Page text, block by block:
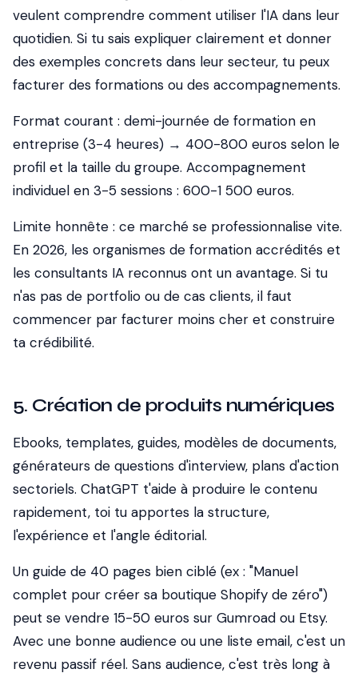
veulent comprendre comment utiliser l'IA dans leur
quotidien. Si tu sais expliquer clairement et donner
des exemples concrets dans leur secteur, tu peux
facturer des formations ou des accompagnements.
Format courant : demi-journée de formation en
entreprise (3-4 heures) → 400-800 euros selon le
profil et la taille du groupe. Accompagnement
individuel en 3-5 sessions : 600-1 500 euros.
Limite honnête : ce marché se professionnalise vite.
En 2026, les organismes de formation accrédités et
les consultants IA reconnus ont un avantage. Si tu
n'as pas de portfolio ou de cas clients, il faut
commencer par facturer moins cher et construire
ta crédibilité.
5. Création de produits numériques
Ebooks, templates, guides, modèles de documents,
générateurs de questions d'interview, plans d'action
sectoriels. ChatGPT t'aide à produire le contenu
rapidement, toi tu apportes la structure,
l'expérience et l'angle éditorial.
Un guide de 40 pages bien ciblé (ex : "Manuel
complet pour créer sa boutique Shopify de zéro")
peut se vendre 15-50 euros sur Gumroad ou Etsy.
Avec une bonne audience ou une liste email, c'est un
revenu passif réel. Sans audience, c'est très long à